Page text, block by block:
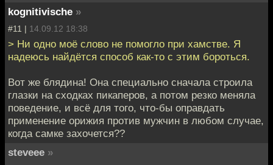
kognitivische »
#11 | 14.09.12 18:38
> Ни одно моё слово не помогло при хамстве. Я
надеюсь найдётся способ как-то с этим бороться.
Вот же блядина! Она специально сначала строила
глазки на сходках пикаперов, а потом резко меняла
поведение, и всё для того, что-бы оправдать
применение орижия против мужчин в любом случае,
когда самке захочется??
steveee »